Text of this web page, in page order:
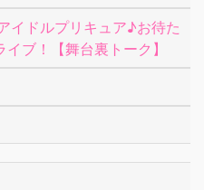
イドルプリキュア♪お待た
ブ！【舞台裏トーク】